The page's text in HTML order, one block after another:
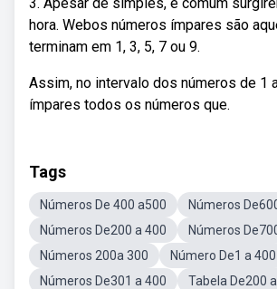
hora. Webos números ímpares são
terminam em 1, 3, 5, 7 ou 9.
Assim, no intervalo dos números de 1
ímpares todos os números que.
Tags
Números De 400 a500
Números
Números De200 a 400
Números
Números 200a 300
Número De1 a 400
Números De301 a 400
Tabela De200